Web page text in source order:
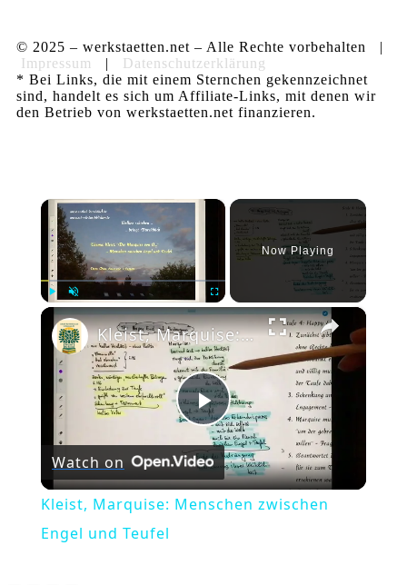
© 2025 – werkstaetten.net – Alle Rechte vorbehalten |
Impressum
| Datenschutzerklärung
* Bei Links, die mit einem Sternchen gekennzeichnet
sind, handelt es sich um Affiliate-Links, mit denen wir
den Betrieb von werkstaetten.net finanzieren.
×
Now Playing
×
Play
Video
Kleist, Marquise: Menschen zwischen Engel und Teufel
Watch on
Kleist, Marquise: Menschen zwischen
Engel und Teufel